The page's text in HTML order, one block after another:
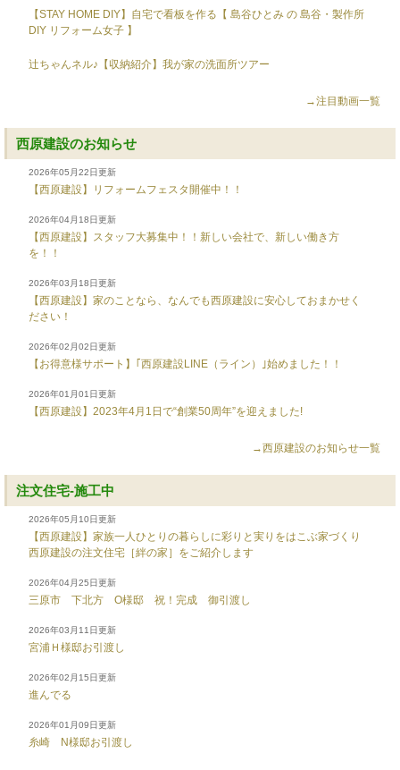
【STAY HOME DIY】自宅で看板を作る【 島谷ひとみ の 島谷・製作所
DIY リフォーム女子 】
辻ちゃんネル♪【収納紹介】我が家の洗面所ツアー
→注目動画一覧
西原建設のお知らせ
2026年05月22日更新
【西原建設】リフォームフェスタ開催中！！
2026年04月18日更新
【西原建設】スタッフ大募集中！！新しい会社で、新しい働き方
を！！
2026年03月18日更新
【西原建設】家のことなら、なんでも西原建設に安心しておまかせく
ださい！
2026年02月02日更新
【お得意様サポート】｢西原建設LINE（ライン）｣始めました！！
2026年01月01日更新
【西原建設】2023年4月1日で“創業50周年”を迎えました!
→西原建設のお知らせ一覧
注文住宅-施工中
2026年05月10日更新
【西原建設】家族一人ひとりの暮らしに彩りと実りをはこぶ家づくり
西原建設の注文住宅［絆の家］をご紹介します
2026年04月25日更新
三原市 下北方 O様邸 祝！完成 御引渡し
2026年03月11日更新
宮浦Ｈ様邸お引渡し
2026年02月15日更新
進んでる
2026年01月09日更新
糸崎 N様邸お引渡し